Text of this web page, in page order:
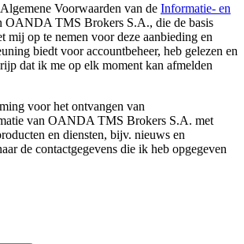
Voorwaarden van de Informatie- en
OANDA TMS Brokers S.A., die de basis
mij op te nemen voor deze aanbieding en
biedt voor accountbeheer, heb gelezen en
dat ik me op elk moment kan afmelden
voor het ontvangen van
van OANDA TMS Brokers S.A. met
en diensten, bijv. nieuws en
de contactgegevens die ik heb opgegeven